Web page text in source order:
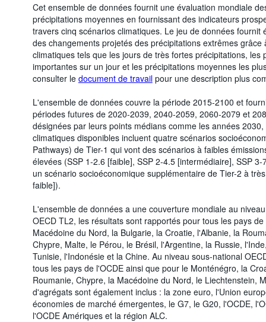
Opération statistique:
Médiane Anomaly:
Fréquence d'observation:
Bidécennal
Période temporelle:
Supprimer tout
Cet ensemble de données fournit une évaluation mondiale
précipitations moyennes en fournissant des indicateurs
travers cinq scénarios climatiques. Le jeu de données fournit
des changements projetés des précipitations extrêmes grâce
climatiques tels que les jours de très fortes précipitations, les
importantes sur un jour et les précipitations moyennes les
consulter le document de travailpour une description plus
L'ensemble de données couvre la période 2015-2100 et
périodes futures de 2020-2039, 2040-2059, 2060-2079 et
désignées par leurs points médians comme les années
climatiques disponibles incluent quatre scénarios
Pathways) de Tier-1 qui vont des scénarios à faibles
élevées (SSP 1-2.6 [faible], SSP 2-4.5 [intermédiaire], SSP
un scénario socioéconomique supplémentaire de Tier-2 à
faible]).
L'ensemble de données a une couverture mondiale au
OECD TL2, les résultats sont rapportés pour tous les pays
Macédoine du Nord, la Bulgarie, la Croatie, l'Albanie, la
Chypre, Malte, le Pérou, le Brésil, l'Argentine, la Russie,
Tunisie, l'Indonésie et la Chine. Au niveau sous-national
tous les pays de l'OCDE ainsi que pour le Monténégro, la
Roumanie, Chypre, la Macédoine du Nord, le Liechtenstein,
d'agrégats sont également inclus : la zone euro, l'Union
économies de marché émergentes, le G7, le G20, l'OCDE,
l'OCDE Amériques et la région ALC.